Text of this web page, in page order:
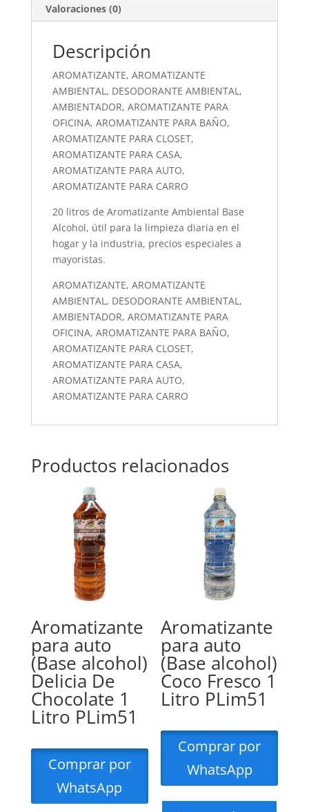
Valoraciones (0)
Descripción
AROMATIZANTE, AROMATIZANTE
AMBIENTAL, DESODORANTE AMBIENTAL,
AMBIENTADOR, AROMATIZANTE PARA
OFICINA, AROMATIZANTE PARA BAÑO,
AROMATIZANTE PARA CLOSET,
AROMATIZANTE PARA CASA,
AROMATIZANTE PARA AUTO,
AROMATIZANTE PARA CARRO
20 litros de Aromatizante Ambiental Base
Alcohol, útil para la limpieza diaria en el
hogar y la industria, precios especiales a
mayoristas.
AROMATIZANTE, AROMATIZANTE
AMBIENTAL, DESODORANTE AMBIENTAL,
AMBIENTADOR, AROMATIZANTE PARA
OFICINA, AROMATIZANTE PARA BAÑO,
AROMATIZANTE PARA CLOSET,
AROMATIZANTE PARA CASA,
AROMATIZANTE PARA AUTO,
AROMATIZANTE PARA CARRO
Productos relacionados
Aromatizante
para auto
(Base alcohol)
Delicia De
Chocolate 1
Litro PLim51
Comprar por
WhatsApp
Aromatizante
para auto
(Base alcohol)
Coco Fresco 1
Litro PLim51
Comprar por
WhatsApp